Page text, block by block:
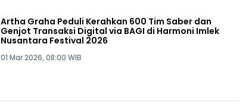
Artha Graha Peduli Kerahkan 600 Tim Saber dan
Genjot Transaksi Digital via BAGI di Harmoni Imlek
Nusantara Festival 2026
01 Mar 2026, 08:00 WIB